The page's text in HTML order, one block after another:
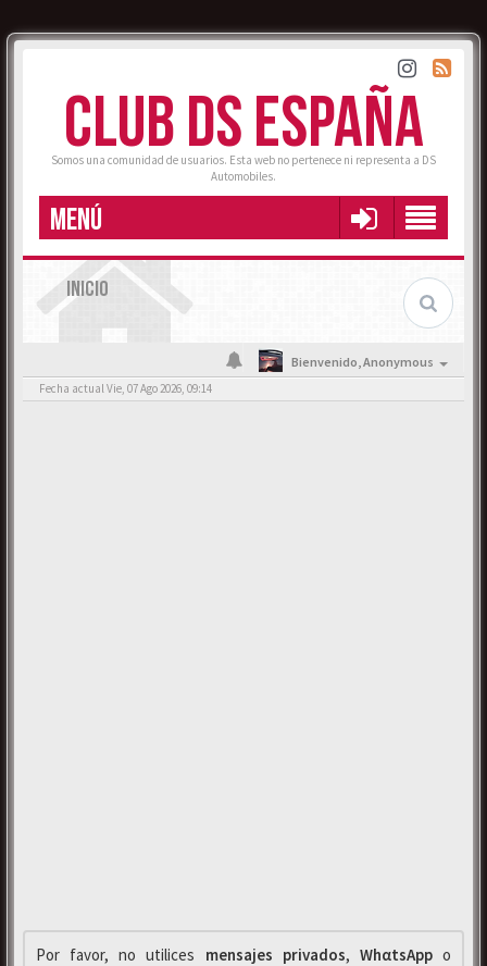
CLUB DS ESPAÑA
Somos una comunidad de usuarios. Esta web no pertenece ni representa a DS
Automobiles.
MENÚ
INICIO
Bienvenido,Anonymous
Fecha actual Vie, 07 Ago 2026, 09:14
Por favor, no utilices mensajes privados, WhαtsAppo